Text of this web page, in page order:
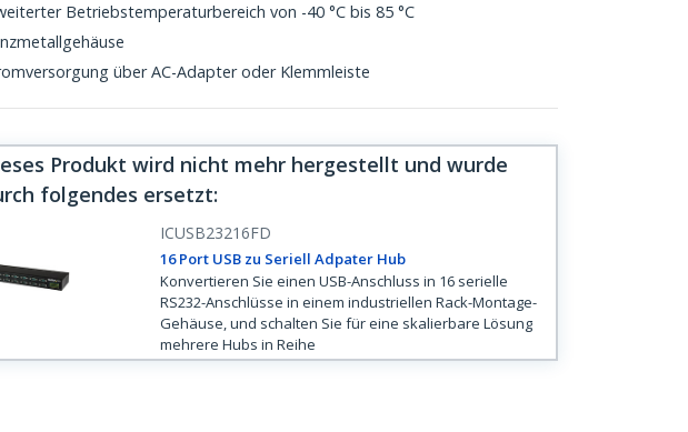
Betriebstemperaturbereich von -40 °C bis 85 °C
über AC-Adapter oder Klemmleiste
Produkt wird nicht mehr hergestellt und wurde
folgendes ersetzt:
ICUSB23216FD
16 Port USB zu Seriell Adpater Hub
Konvertieren Sie einen USB-Anschluss in 16 serielle
RS232-Anschlüsse in einem industriellen Rack-Montage-
Gehäuse, und schalten Sie für eine skalierbare Lösung
mehrere Hubs in Reihe